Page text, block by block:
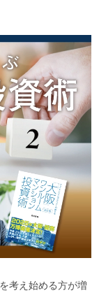
考え始める方が増